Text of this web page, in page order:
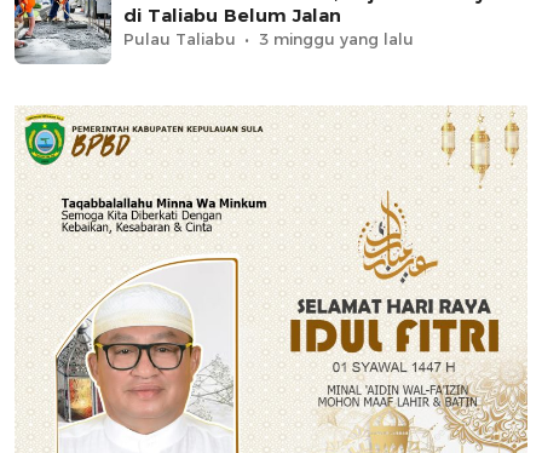
di Taliabu Belum Jalan
Pulau Taliabu 3 minggu yang lalu